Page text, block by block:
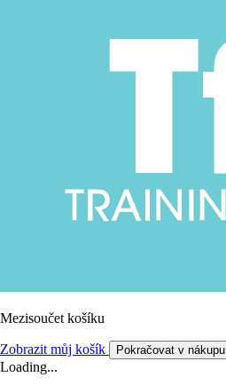
Mezisoučet košíku
Zobrazit můj košík Pokračovat v nákupu
Loading...